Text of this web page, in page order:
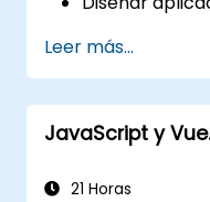
eventos del
Escribir
Progresar
hacia una
Integrar
Leer más...
JavaScript y
21 Horas